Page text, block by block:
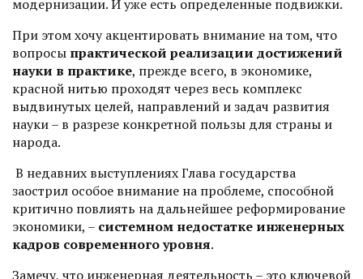
модернизации. И уже есть определенные подвижки.
При этом хочу акцентировать внимание на том, что
вопросы практической реализации достижений
науки в практике, прежде всего, в экономике,
красной нитью проходят через весь комплекс
выдвинутых целей, направлений и задач развития
науки – в разрезе конкретной пользы для страны и
народа.
В недавних выступлениях Глава государства
заострил особое внимание на проблеме, способной
критично повлиять на дальнейшее реформирование
экономики, – системном недостатке инженерных
кадров современного уровня.
Замечу, что инженерная деятельность – это ключевой